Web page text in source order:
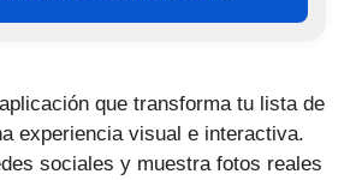
que transforma tu lista de
experiencia visual e interactiva.
sociales y muestra fotos reales